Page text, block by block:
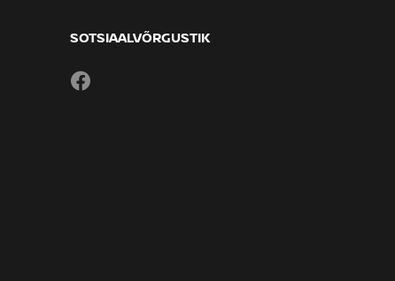
SOTSIAALVÕRGUSTIK